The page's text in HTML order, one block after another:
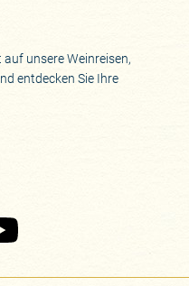
auf unsere Weinreisen,
entdecken Sie Ihre